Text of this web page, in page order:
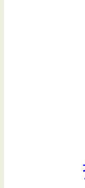
幼な
選句
投句